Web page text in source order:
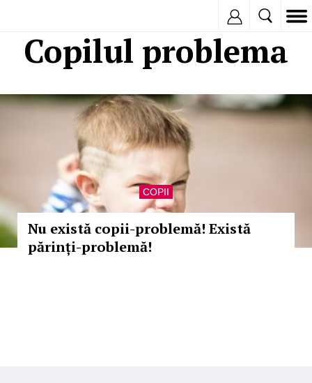
Copilul problema
COPII
Nu există copii-problemă! Există
părinți-problemă!